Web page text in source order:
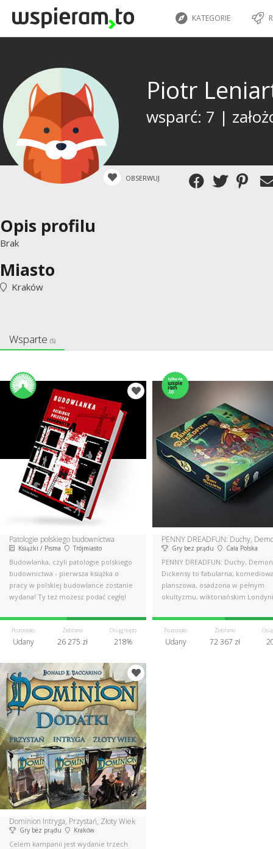
KATEGORIE
Piotr
wsparć: 7 |
OBSERWUJ
Opis profilu
Brak
Miasto
Kraków
Wsparte (5)
Patologie polskiego budownictwa
Książki / Pisma Trójmiasto
Budowlanka, czyli patologie polskiego
budownictwa - pierwsza książka o
pracy w polskiej budowlance zostanie
wydana! Ty też możesz podać cegłę!
Pozostało
Udany
Zebrano
26 275 zł
Osiągnięto
218%
Gry bez prądu Cała Polska
PENNY DREADFUN: Duchy,
Dickensy to fabularna,
planszowa, osadzona w pełnym
okultyzmu, wiktoriańskim
Pozostało
Udany
Zebrano
72 367 zł
Dominion Intryga, Przystań, Złoty Wiek
Gry bez prądu Kraków
Celem kampanii jest wydanie trzech